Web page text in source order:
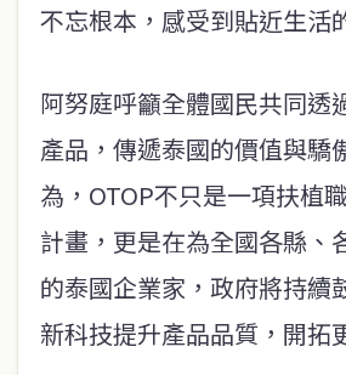
不忘根本，感受到貼近生活
阿努庭呼籲全體國民共同透
產品，傳遞泰國的價值與驕
為，OTOP不只是一項扶植
計畫，更是在為全國各縣、
的泰國企業家，政府將持續
新科技提升產品品質，開拓